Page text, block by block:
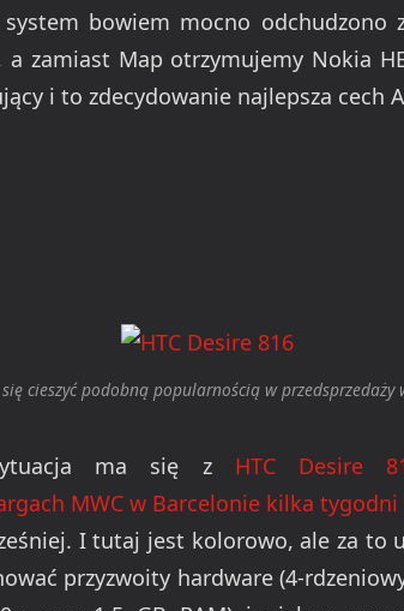
bowiem mocno odchudzono
a zamiast Map otrzymujemy Nokia
i to zdecydowanie najlepsza cech
cieszyć podobną popularnością w przedsprzedaży
ma się z HTC Desire
MWC w Barcelonie kilka
I tutaj jest kolorowo, ale za to
przyzwoity hardware (4-